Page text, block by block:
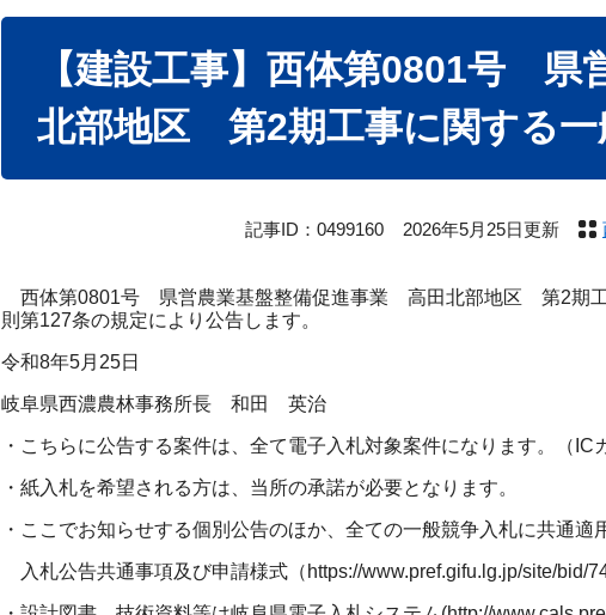
【建設工事】西体第0801号
北部地区 第2期工事に関する一
記事ID：0499160 2026年5月25日更新
西体第0801号 県営農業基盤整備促進事業 高田北部地区 第2期工
則第127条の規定により公告します。
令和8年5月25日
岐阜県西濃農林事務所長 和田 英治
・こちらに公告する案件は、全て電子入札対象案件になります。（IC
・紙入札を希望される方は、当所の承諾が必要となります。
・ここでお知らせする個別公告のほか、全ての一般競争入札に共通
入札公告共通事項及び申請様式（https://www.pref.gifu.lg.jp/site/bid/